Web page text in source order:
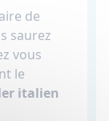
de
saurez
vous
le
italien